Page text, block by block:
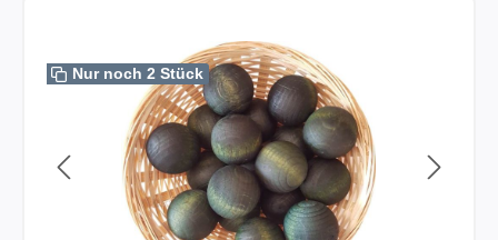
Bildergalerie überspringen
Nur noch 2 Stück